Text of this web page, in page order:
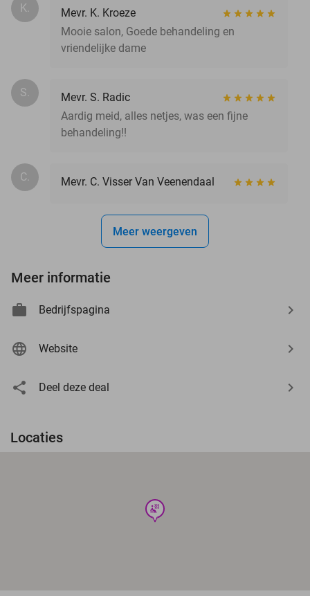
K.
Mevr. K. Kroeze
Mooie salon, Goede behandeling en
vriendelijke dame
S.
Mevr. S. Radic
Aardig meid, alles netjes, was een fijne
behandeling!!
C. Mevr. C. Visser Van Veenendaal
Meer weergeven
Meer informatie
Bedrijfspagina
Website
Deel deze deal
Locaties
wellness